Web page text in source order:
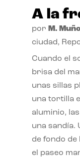
A la
por M.
ciudad,
Cuando el
brisa del
unas sillas
una tortilla
aluminio,
una sandía.
de fondo
el paseo